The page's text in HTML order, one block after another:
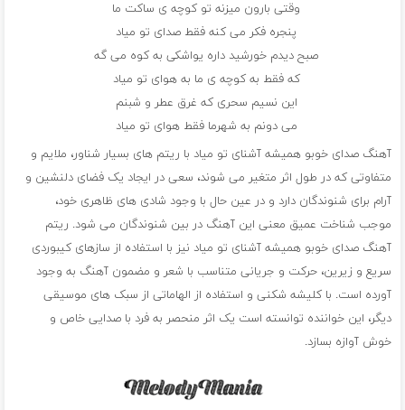
وقتی بارون میزنه تو کوچه ی ساکت ما
پنجره فکر می کنه فقط صدای تو میاد
صبح دیدم خورشید داره یواشکی به کوه می گه
که فقط به کوچه ی ما به هوای تو میاد
این نسیم سحری که غرق عطر و شبنم
می دونم به شهرما فقط هوای تو میاد
آهنگ صدای خوبو همیشه آشنای تو میاد با ریتم های بسیار شناور، ملایم و
متفاوتی که در طول اثر متغیر می شوند، سعی در ایجاد یک فضای دلنشین و
آرام برای شنوندگان دارد و در عین حال با وجود شادی های ظاهری خود،
موجب شناخت عمیق معنی این آهنگ در بین شنوندگان می شود. ریتم
آهنگ صدای خوبو همیشه آشنای تو میاد نیز با استفاده از سازهای کیبوردی
سریع و زیرین، حرکت و جریانی متناسب با شعر و مضمون آهنگ به وجود
آورده است. با کلیشه شکنی و استفاده از الهاماتی از سبک های موسیقی
دیگر، این خواننده توانسته است یک اثر منحصر به فرد با صدایی خاص و
خوش آوازه بسازد.